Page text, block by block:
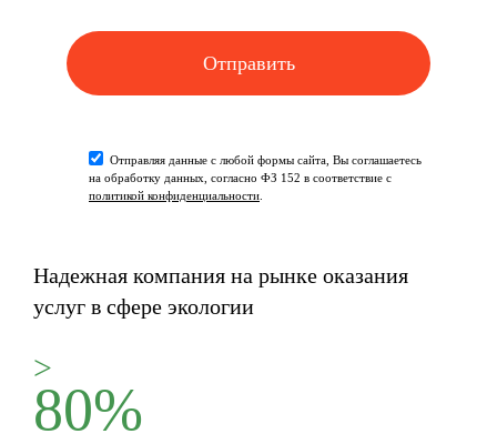
Отправляя данные с любой формы сайта, Вы соглашаетесь
на обработку данных, согласно ФЗ 152 в соответствие с
политикой конфиденциальности
Надежная компания на рынке оказания
услуг в сфере экологии
>
80%